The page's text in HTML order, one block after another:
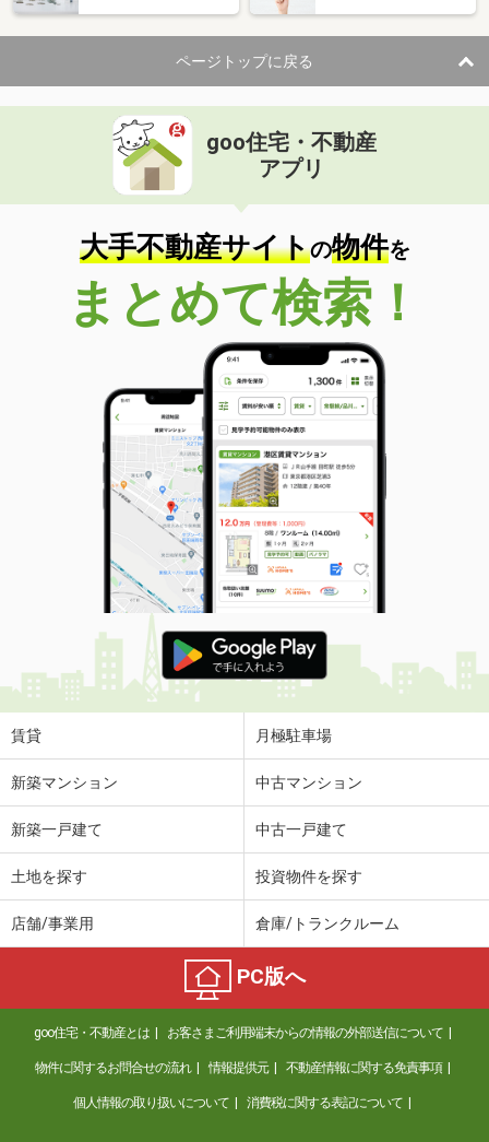
ページトップに戻る
goo住宅・不動産
アプリ
大手不動産サイトの物件を
まとめて検索！
賃貸 月極駐車場
新築マンション 中古マンション
新築一戸建て 中古一戸建て
土地を探す 投資物件を探す
店舗/事業用 倉庫/トランクルーム
PC版へ
goo住宅・不動産とは お客さまご利用端末からの情報の外部送信について
物件に関するお問合せの流れ 情報提供元 不動産情報に関する免責事項
個人情報の取り扱いについて 消費税に関する表記について